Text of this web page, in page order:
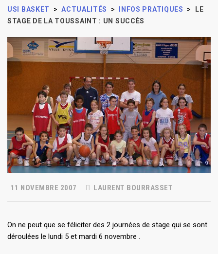
USI BASKET > ACTUALITÉS > INFOS PRATIQUES >
LE
STAGE DE LA TOUSSAINT : UN SUCCÈS
11 NOVEMBRE 2007 LAURENT BOURRASSET
On ne peut que se féliciter des 2 journées de stage qui se sont
déroulées le lundi 5 et mardi 6 novembre .